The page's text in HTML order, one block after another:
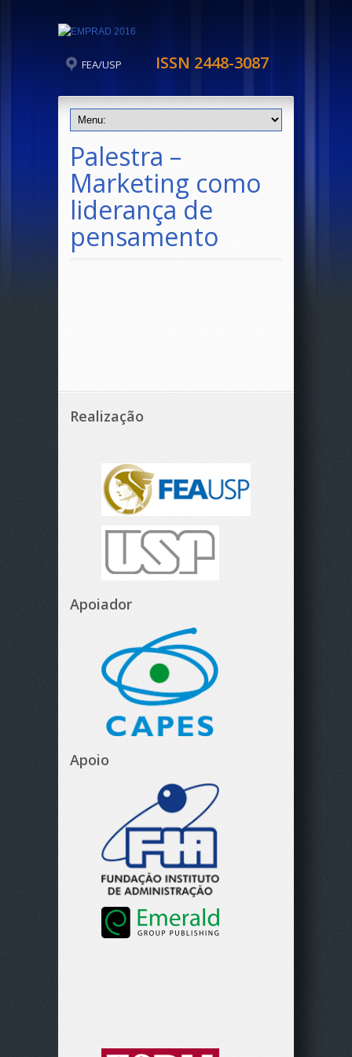
FEA/USP ISSN 2448-3087
Palestra –
Marketing como
liderança de
pensamento
Realização
Apoiador
Apoio